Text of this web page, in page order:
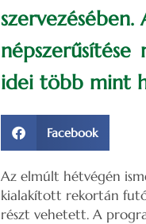
idei több mint
Facebook
Az elmúlt hétvégén
kialakított rekortán
részt vehetett. A